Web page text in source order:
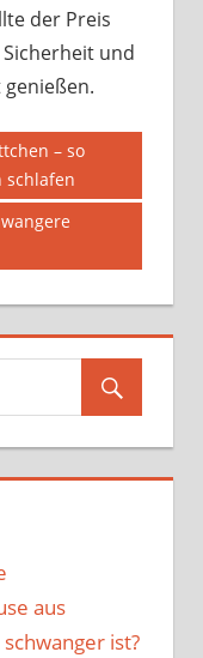
der Preis
und
– so
schlafen
aus
ist?